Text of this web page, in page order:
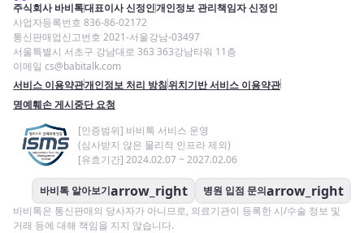
주식회사 바비톡대표이사 신정인개인정보 관리책임자 신정인
사업자등록번호 836-86-02172
통신판매업신고번호 2021-서울강남-03497
서울특별시 서초구 강남대로 363 363강남타워 11층
이메일 cs@babitalk.com
서비스 이용약관개인정보 처리 방침위치기반 서비스 이용약관
명예훼손 게시중단 요청
[인증범위] 바비톡 서비스 운영
(심사받지 않은 물리적 인프라 제외)
[유효기간] 2024.02.07 ~ 2027.02.06
바비톡 알아보기arrow_right 병원 입점 문의arrow_right
바비톡은 통신판매의 당사자가 아니므로, 의료기관이 등록한 시/수술 정보 및
거래 등에 대해 책임을 지지 않습니다.